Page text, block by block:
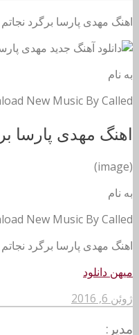
اهنگ مهدی پارسا برگرد نجاتم
به نام
New Music By Called
اهنگ مهدی پارسا
(image)
به نام
New Music By Called
اهنگ مهدی پارسا برگرد نجاتم
میهن دانلود
ژوئن 6, 2016
مدیر: